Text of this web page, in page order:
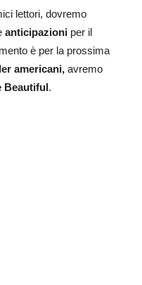
lettori, dovremo
anticipazioni per il
è per la prossima
americani, avremo
Beautiful.